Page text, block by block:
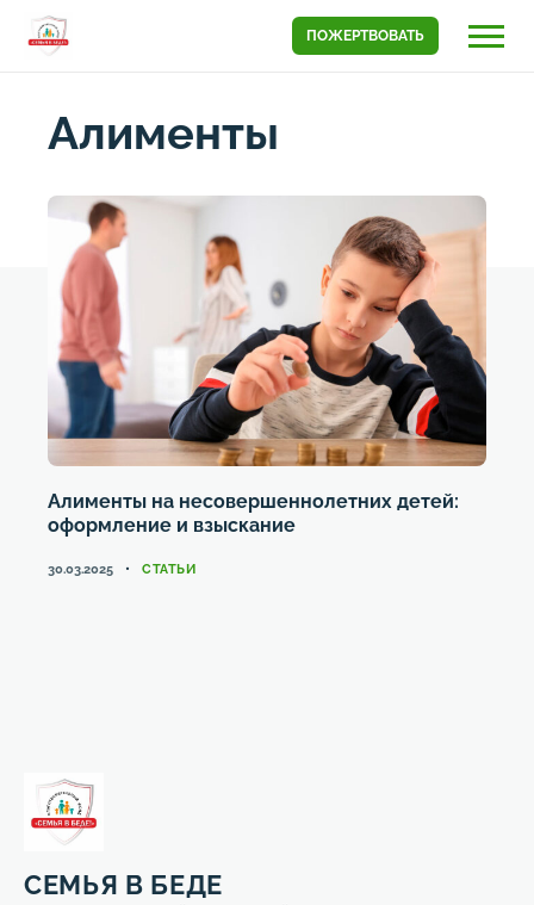
ПОЖЕРТВОВАТЬ
Алименты
Алименты на несовершеннолетних детей:
оформление и взыскание
30.03.2025 КАТЕГОРИИ
СТАТЬИ
СЕМЬЯ В БЕДЕ